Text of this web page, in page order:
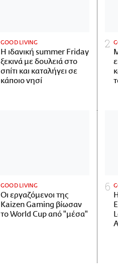
GOOD LIVING
Η ιδανική summer Friday
ξεκινά με δουλειά στο
σπίτι και καταλήγει σε
κάποιο νησί
GOOD LIVING
Οι εργαζόμενοι της
Kaizen Gaming βίωσαν
το World Cup από "μέσα"